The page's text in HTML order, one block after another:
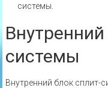
системы.
системы
Внутренний блок сплит-